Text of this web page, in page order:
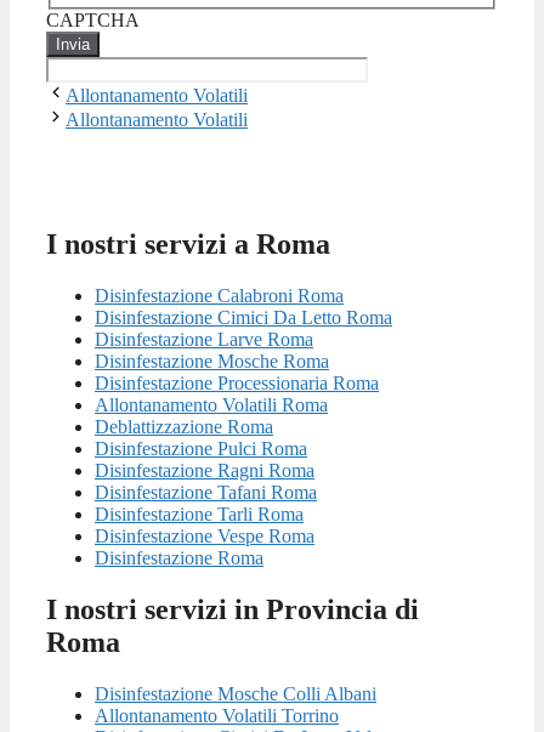
CAPTCHA
Allontanamento Volatili
Allontanamento Volatili
I nostri servizi a Roma
Disinfestazione Calabroni Roma
Disinfestazione Cimici Da Letto Roma
Disinfestazione Larve Roma
Disinfestazione Mosche Roma
Disinfestazione Processionaria Roma
Allontanamento Volatili Roma
Deblattizzazione Roma
Disinfestazione Pulci Roma
Disinfestazione Ragni Roma
Disinfestazione Tafani Roma
Disinfestazione Tarli Roma
Disinfestazione Vespe Roma
Disinfestazione Roma
I nostri servizi in Provincia di
Roma
Disinfestazione Mosche Colli Albani
Allontanamento Volatili Torrino